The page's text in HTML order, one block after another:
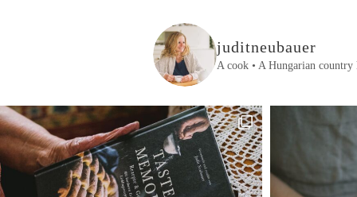
juditneubauer
A cook • A Hungarian country